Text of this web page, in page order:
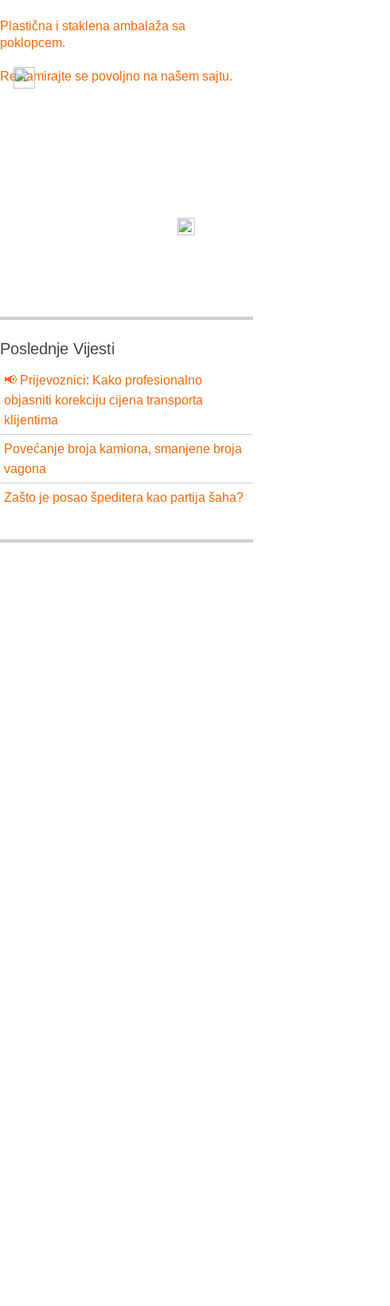
Plastična i staklena ambalaža sa
poklopcem.
Reklamirajte se povoljno na našem sajtu.
Poslednje Vijesti
📢 Prijevoznici: Kako profesionalno
objasniti korekciju cijena transporta
klijentima
Povećanje broja kamiona, smanjene broja
vagona
Zašto je posao špeditera kao partija šaha?